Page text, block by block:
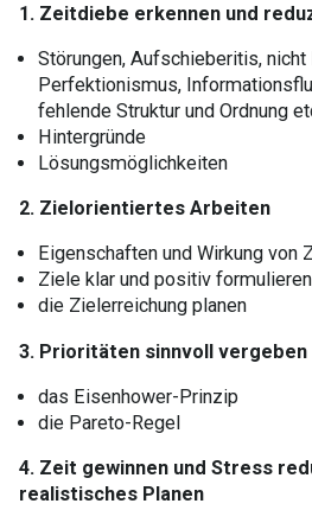
1. Zeitdiebe erkennen und
Störungen, Aufschieberitis, nicht
Perfektionismus,
fehlende Struktur und Ordnung
Hintergründe
Lösungsmöglichkeiten
2. Zielorientiertes Arbeiten
Eigenschaften und Wirkung von
Ziele klar und positiv formulieren
die Zielerreichung planen
3. Prioritäten sinnvoll vergeben
das Eisenhower-Prinzip
die Pareto-Regel
4. Zeit gewinnen und Stress
realistisches Planen